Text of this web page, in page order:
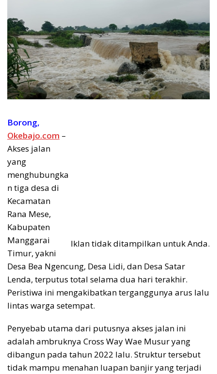
Iklan tidak ditampilkan untuk Anda.
Borong,
Okebajo.com –
Akses jalan
yang
menghubungka
n tiga desa di
Kecamatan
Rana Mese,
Kabupaten
Manggarai
Timur, yakni
Desa Bea Ngencung, Desa Lidi, dan Desa Satar
Lenda, terputus total selama dua hari terakhir.
Peristiwa ini mengakibatkan terganggunya arus lalu
lintas warga setempat.
Penyebab utama dari putusnya akses jalan ini
adalah ambruknya Cross Way Wae Musur yang
dibangun pada tahun 2022 lalu. Struktur tersebut
tidak mampu menahan luapan banjir yang terjadi